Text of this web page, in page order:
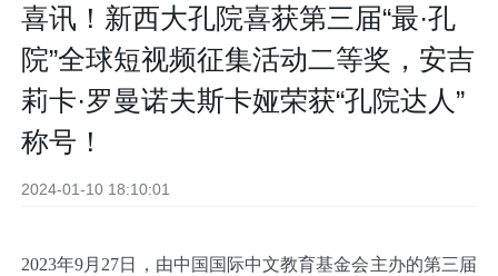
喜讯！新西大孔院喜获第三届“最·孔
院”全球短视频征集活动二等奖，安吉
莉卡·罗曼诺夫斯卡娅荣获“孔院达人”
称号！
2024-01-10 18:10:01
2023年9月 27日，由中国国际中文教育基金会主办的第三届